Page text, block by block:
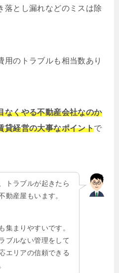
落とし漏れなどのミスは除
用のトラブルも相当数あり
なくやる不動産会社なのか
貸経営の大事なポイントで
トラブルが起きたら
動産屋もいます。
集まりやすいです。
ブルない管理をして
エリアの信頼できる